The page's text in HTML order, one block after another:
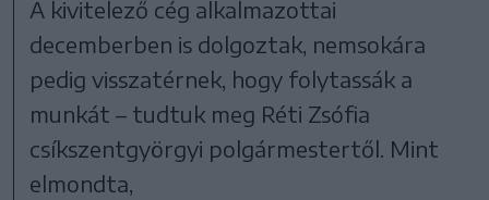
A kivitelező cég alkalmazottai
decemberben is dolgoztak, nemsokára
pedig visszatérnek, hogy folytassák a
munkát – tudtuk meg Réti Zsófia
csíkszentgyörgyi polgármestertől. Mint
elmondta,